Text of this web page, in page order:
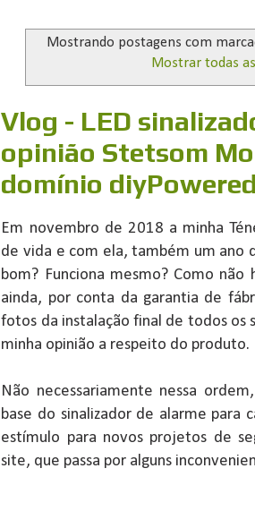
Mostrando postagens com
Mostrar todas
Vlog - LED
opinião Stetsom
domínio
Em novembro de 2018 a minha
de vida e com ela, também um ano
bom? Funciona mesmo? Como
ainda, por conta da garantia de
fotos da instalação final de todos os
minha opinião a respeito do produto.
Não necessariamente nessa
base do sinalizador de alarme para
estímulo para novos projetos de
site, que passa por alguns